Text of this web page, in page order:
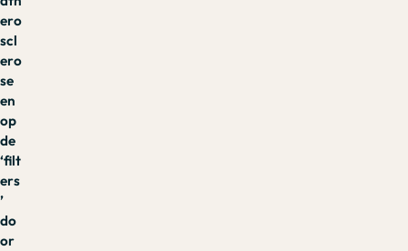
ero
scl
ero
se
en
op
de
‘filt
ers
’
do
or